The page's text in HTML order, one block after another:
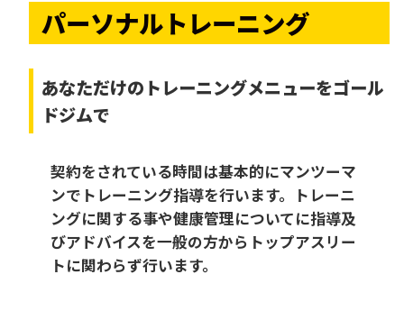
パーソナルトレーニング
あなただけの トレーニングメニューをゴール
ドジムで
契約をされている時間は基本的にマンツーマ
ンでトレーニング指導を行います。トレーニ
ングに関する事や健康管理についてに指導及
びアドバイスを一般の方からトップアスリー
トに関わらず行います。